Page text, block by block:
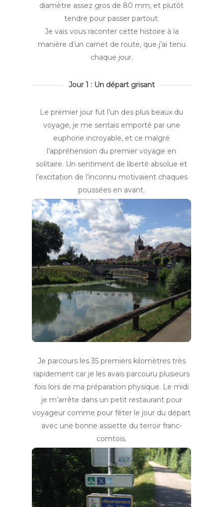
diamètre assez gros de 80 mm, et plutôt
tendre pour passer partout.
Je vais vous raconter cette histoire à la
manière d’un carnet de route, que j’ai tenu
chaque jour.
Jour 1 : Un départ grisant
Le premier jour fut l’un des plus beaux du
voyage, je me sentais emporté par une
euphorie incroyable, et ce malgré
l’appréhension du premier voyage en
solitaire. Un sentiment de liberté absolue et
l’excitation de l’inconnu motivaient chaques
poussées en avant.
Je parcours les 35 premiers kilomètres très
rapidement car je les avais parcouru plusieurs
fois lors de ma préparation physique. Le midi
je m’arrête dans un petit restaurant pour
voyageur comme pour fêter le jour du départ
avec une bonne assiette du terroir franc-
comtois.